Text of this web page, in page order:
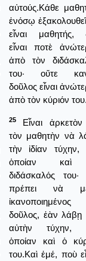
αὐτούς.Κάθε
ἐνόσῳ
εἶναι μαθητής,
εἶναι ποτὲ
ἀπὸ τὸν
του· οὔτε
δοῦλος εἶναι
ἀπὸ τὸν κύριόν
25
Εἶναι ἀρκετὸν
τὸν μαθητὴν νὰ
τὴν ἰδίαν τύχην,
ὁποίαν
διδάσκαλός του·
πρέπει νὰ
δοῦλος, ἐὰν λάβῃ
αὐτὴν τύχην,
ὁποίαν καὶ ὁ
του.Καὶ ἑμέ, ποὺ